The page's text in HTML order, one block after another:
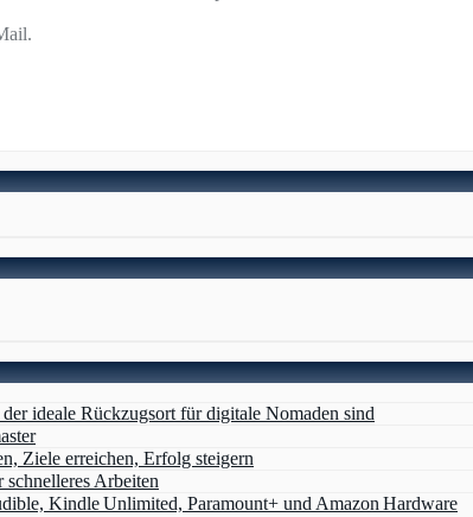
ideale Rückzugsort für digitale Nomaden sind
Ziele erreichen, Erfolg steigern
Arbeiten
Kindle Unlimited, Paramount+ und Amazon Hardware